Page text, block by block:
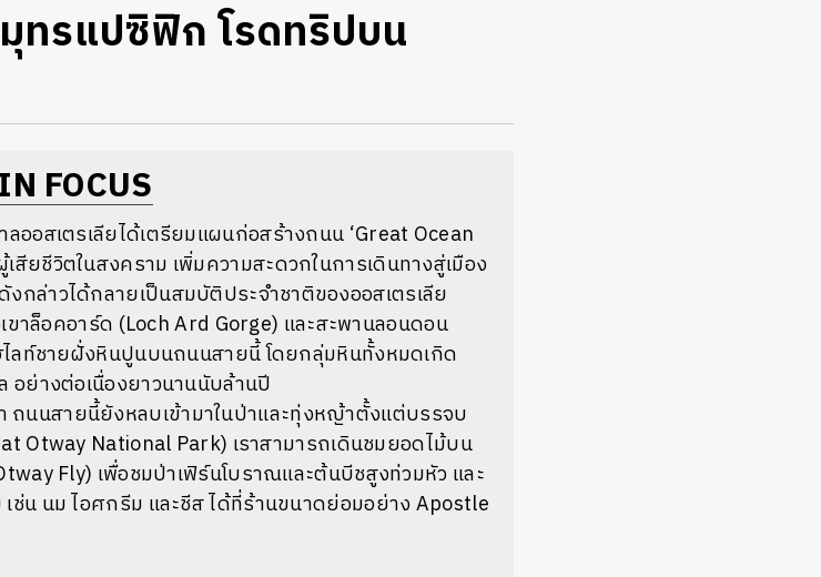
ทรแปซิฟิก โรดทริปบน
IN FOCUS
ออสเตรเลียได้เตรียมแผนก่อสร้างถนน ‘Great Ocean
สียชีวิตในสงคราม เพิ่มความสะดวกในการเดินทางสู่เมือง
กล่าวได้กลายเป็นสมบัติประจำชาติของออสเตรเลีย
าล็อคอาร์ด (Loch Ard Gorge) และสะพานลอนดอน
ลท์ชายฝั่งหินปูนบนถนนสายนี้ โดยกลุ่มหินทั้งหมดเกิด
อย่างต่อเนื่องยาวนานนับล้านปี
ถนนสายนี้ยังหลบเข้ามาในป่าและทุ่งหญ้าตั้งแต่บรรจบ
Otway National Park) เราสามารถเดินชมยอดไม้บน
Fly) เพื่อชมป่าเฟิร์นโบราณและต้นบีชสูงท่วมหัว และ
ช่น นม ไอศกรีม และชีส ได้ที่ร้านขนาดย่อมอย่าง Apostle